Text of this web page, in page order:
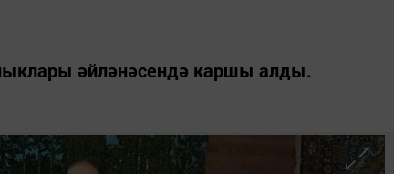
әйләнәсендә каршы алды.